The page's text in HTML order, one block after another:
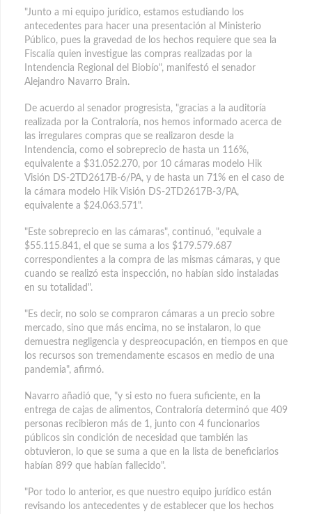
"Junto a mi equipo jurídico, estamos estudiando los
antecedentes para hacer una presentación al Ministerio
Público, pues la gravedad de los hechos requiere que sea la
Fiscalía quien investigue las compras realizadas por la
Intendencia Regional del Biobío", manifestó el senador
Alejandro Navarro Brain.
De acuerdo al senador progresista, "gracias a la auditoría
realizada por la Contraloría, nos hemos informado acerca de
las irregulares compras que se realizaron desde la
Intendencia, como el sobreprecio de hasta un 116%,
equivalente a $31.052.270, por 10 cámaras modelo Hik
Visión DS-2TD2617B-6/PA, y de hasta un 71% en el caso de
la cámara modelo Hik Visión DS-2TD2617B-3/PA,
equivalente a $24.063.571".
"Este sobreprecio en las cámaras", continuó, "equivale a
$55.115.841, el que se suma a los $179.579.687
correspondientes a la compra de las mismas cámaras, y que
cuando se realizó esta inspección, no habían sido instaladas
en su totalidad".
"Es decir, no solo se compraron cámaras a un precio sobre
mercado, sino que más encima, no se instalaron, lo que
demuestra negligencia y despreocupación, en tiempos en que
los recursos son tremendamente escasos en medio de una
pandemia", afirmó.
Navarro añadió que, "y si esto no fuera suficiente, en la
entrega de cajas de alimentos, Contraloría determinó que 409
personas recibieron más de 1, junto con 4 funcionarios
públicos sin condición de necesidad que también las
obtuvieron, lo que se suma a que en la lista de beneficiarios
habían 899 que habían fallecido".
"Por todo lo anterior, es que nuestro equipo jurídico están
revisando los antecedentes y de establecer que los hechos